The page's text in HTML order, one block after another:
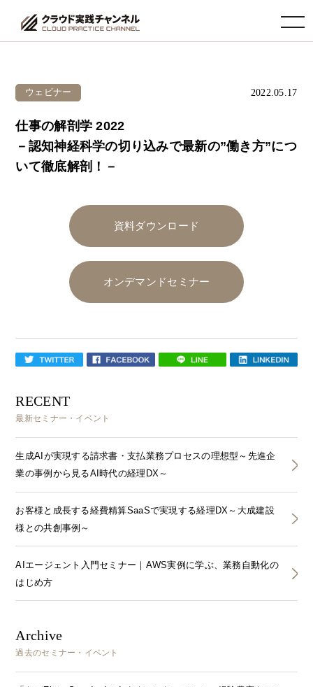
toggle navigation
ウェビナー 2022.05.17
仕事の解剖学 2022
－認知神経科学の切り込みで最新の”働き方”につ
いて徹底解剖！－
資料ダウンロード
オンデマンドセミナー
RECENT
最新セミナー・イベント
生成AIが実現する請求書・支払業務プロセスの理想型～先進企
業の事例から見るAI時代の経理DX～
お客様と成長する経費精算SaaSで実現する経理DX～大成建設
様との共創事例～
AIエージェント入門セミナー｜AWS実例に学ぶ、業務自動化の
はじめ方
Archive
過去のセミナー・イベント